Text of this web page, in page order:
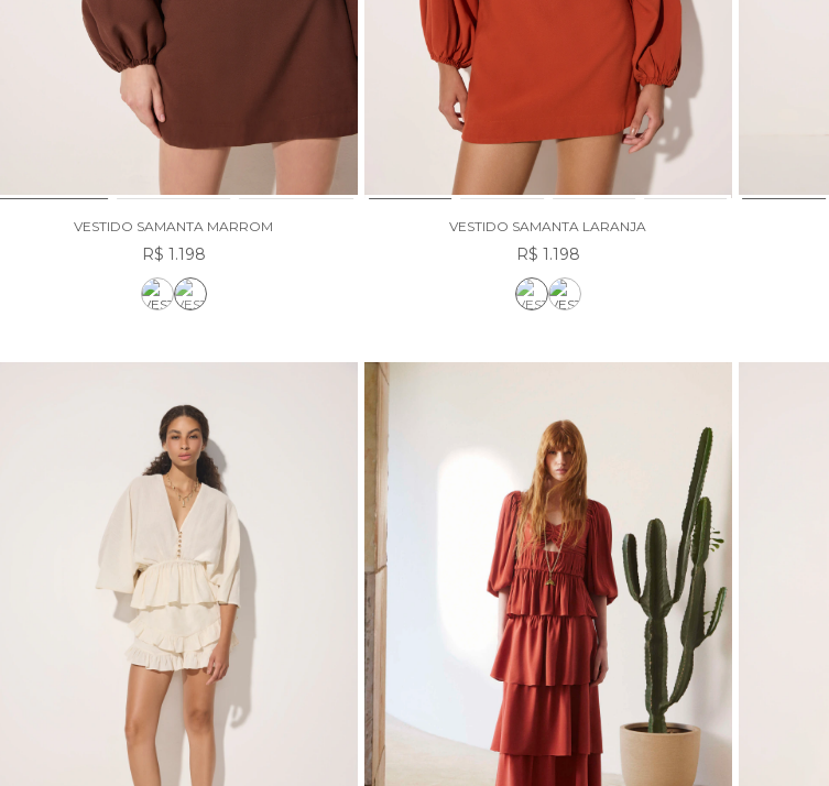
VESTIDO SAMANTA MARROM
R$ 1.198
VESTIDO SAMANTA LARANJA
R$ 1.198